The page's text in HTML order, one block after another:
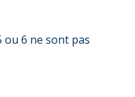
ou 6 ne sont pas